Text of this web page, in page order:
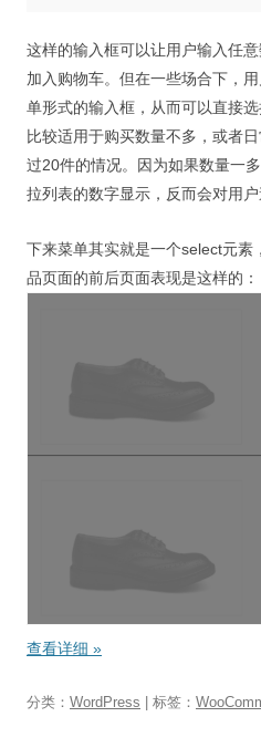
这样的输入框可以让用户输入任
加入购物车。但在一些场合下，
单形式的输入框，从而可以直接
比较适用于购买数量不多，或者
过20件的情况。因为如果数量一
拉列表的数字显示，反而会对用户
下来菜单其实就是一个select元素
品页面的前后页面表现是这样的：
查看详细 »
分类： WordPress | 标签：